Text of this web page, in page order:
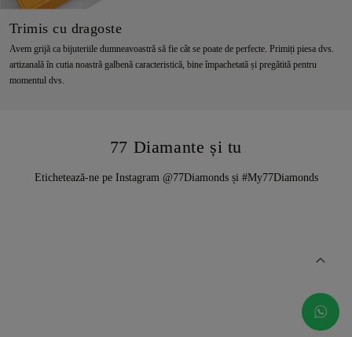
Trimis cu dragoste
Avem grijă ca bijuteriile dumneavoastră să fie cât se poate de perfecte. Primiți piesa dvs.
artizanală în cutia noastră galbenă caracteristică, bine împachetată și pregătită pentru
momentul dvs.
77 Diamante și tu
Etichetează-ne pe Instagram @77Diamonds și #My77Diamonds